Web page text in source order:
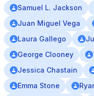
Samuel L. Jackson
Juan Miguel Vega
Laura Gallego
George Clooney
Jessica Chastain
Emma Stone